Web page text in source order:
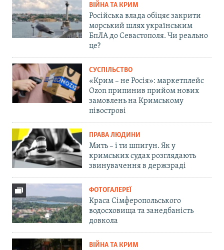
ВІЙНА ТА КРИМ
Російська влада обіцяє закрити
морський шлях українським
БпЛА до Севастополя. Чи реально
це?
СУСПІЛЬСТВО
«Крим – не Росія»: маркетплейс
Ozon припинив прийом нових
замовлень на Кримському
півострові
ПРАВА ЛЮДИНИ
Мить – і ти шпигун. Як у
кримських судах розглядають
звинувачення в держзраді
ФОТОГАЛЕРЕЇ
Краса Сімферопольського
водосховища та занедбаність
довкола
ВІЙНА ТА КРИМ